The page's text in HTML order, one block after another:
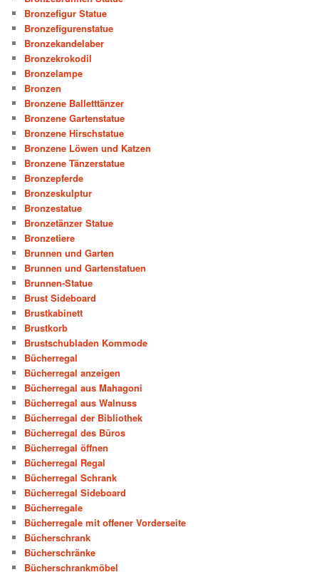
Bronzefigur Statue
Bronzefigurenstatue
Bronzekandelaber
Bronzekrokodil
Bronzelampe
Bronzen
Bronzene Balletttänzer
Bronzene Gartenstatue
Bronzene Hirschstatue
Bronzene Löwen und Katzen
Bronzene Tänzerstatue
Bronzepferde
Bronzeskulptur
Bronzestatue
Bronzetänzer Statue
Bronzetiere
Brunnen und Garten
Brunnen und Gartenstatuen
Brunnen-Statue
Brust Sideboard
Brustkabinett
Brustkorb
Brustschubladen Kommode
Bücherregal
Bücherregal anzeigen
Bücherregal aus Mahagoni
Bücherregal aus Walnuss
Bücherregal der Bibliothek
Bücherregal des Büros
Bücherregal öffnen
Bücherregal Regal
Bücherregal Schrank
Bücherregal Sideboard
Bücherregale
Bücherregale mit offener Vorderseite
Bücherschrank
Bücherschränke
Bücherschrankmöbel